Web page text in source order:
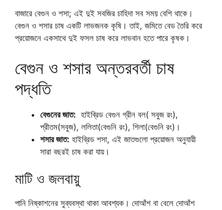
বাজারে বেগুন ও শসা; এই দুই সবজির চাহিদা সব সময় বেশি থাকে।
বেগুন ও শসার চাষ একটি লাভজনক কৃষি। তাই, জমিতে বেড তৈরি করে
প্রয়োজনে একসাথে দুই ফসল চাষ করে লাভবান হতে পারে কৃষক।
বেগুন ও শসার অন্তরবর্তী চাষ
পদ্ধতি
বেগুনের জাত: হাইব্রিড বেগুন গ্রীন বল( সবুজ রং),
প্রীতম(সবুজ), ললিতা(বেগুনি রং), শিলা(বেগুনি রং)।
শসার জাত: হাইব্রিড শসা, এই জাতগুলো প্রয়োজন অনুযায়ী
সারা বছরই চাষ করা যায়।
মাটি ও জলবায়ু
পানি নিষ্কাশনের সুব্যবস্থা থাকা আবশ্যক। দোআঁশ বা বেলে দোআঁশ